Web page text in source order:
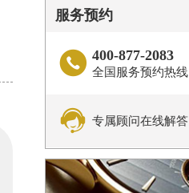
服务预约
 400-877-2083
全国服务预约热线
 专属顾问在线解答